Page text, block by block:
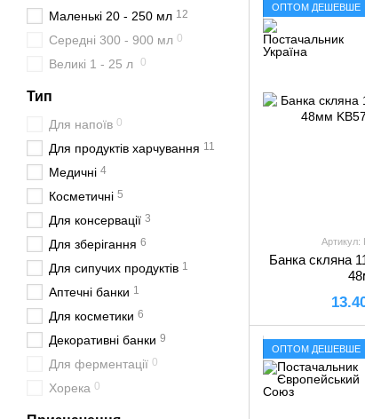
ОПТОМ ДЕШЕВШЕ
Артикул:
Банка скляна
ОПТОМ ДЕШЕВШЕ
Маленькі 20 - 250 мл 12
Середні 300 - 900 мл 0
Великі 1 - 25 л 0
Тип
Для напоїв 0
Для продуктів харчування 11
Медичні 4
Косметичні 5
Для консервації 3
Для зберігання 6
Для сипучих продуктів 1
Аптечні банки 1
Для косметики 6
Декоративні банки 9
Для ферментації 0
Хорека 0